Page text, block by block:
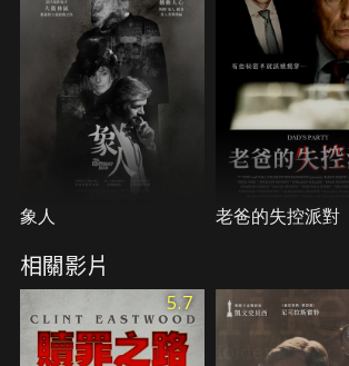
象人 老爸的失控派對
相關影片
5.7